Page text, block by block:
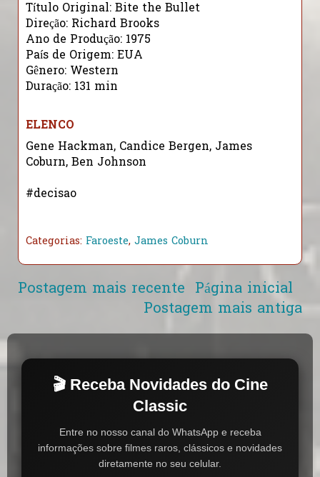
Título Original: Bite the Bullet
Direção: Richard Brooks
Ano de Produção: 1975
País de Origem: EUA
Gênero: Western
Duração: 131 min
ELENCO
Gene Hackman, Candice Bergen, James
Coburn, Ben Johnson
#decisao
Categorias: Faroeste, James Coburn
Postagem mais recente
Postagem mais antiga
Página inicial
🎬 Receba Novidades do Cine
Classic
Entre no nosso canal do WhatsApp e receba
informações sobre filmes raros, clássicos e novidades
diretamente no seu celular.